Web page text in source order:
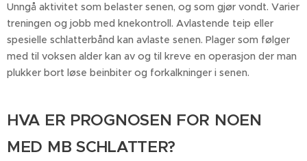
Unngå aktivitet som belaster senen, og som gjør vondt. Varier
treningen og jobb med knekontroll. Avlastende teip eller
spesielle schlatterbånd kan avlaste senen. Plager som følger
med til voksen alder kan av og til kreve en operasjon der man
plukker bort løse beinbiter og forkalkninger i senen.
HVA ER PROGNOSEN FOR NOEN
MED MB SCHLATTER?